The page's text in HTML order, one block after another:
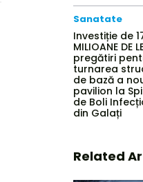
Sanatate
Investiție de
MILIOANE DE
pregătiri
turnarea
de bază a
pavilion la
de Boli
din Galați
Related